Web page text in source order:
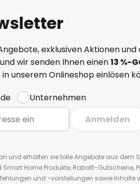
exklusiven Aktionen und
wir senden Ihnen einen13 %-
unserem Onlineshop einlösen
Unternehmen
Anmelden
und erhalten sie tolle Angebote aus dem
Home Produkte, Rabatt-Gutscheine,
und -vorstellungen sowie Inhalte